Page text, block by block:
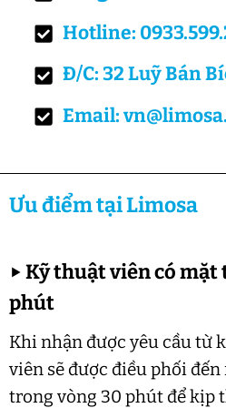
Hotline:
Đ/C: 32 Luỹ Bán
Email:
Ưu điểm tại Limosa
▶Kỹ thuật viên có mặt
phút
Khi nhận được yêu cầu từ
viên sẽ được điều phối
trong vòng 30 phút để kịp